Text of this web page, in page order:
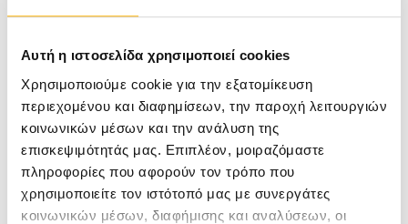
Αυτή η ιστοσελίδα χρησιμοποιεί cookies
Χρησιμοποιούμε cookie για την εξατομίκευση
περιεχομένου και διαφημίσεων, την παροχή λειτουργιών
κοινωνικών μέσων και την ανάλυση της
επισκεψιμότητάς μας. Επιπλέον, μοιραζόμαστε
πληροφορίες που αφορούν τον τρόπο που
χρησιμοποιείτε τον ιστότοπό μας με συνεργάτες
κοινωνικών μέσων, διαφήμισης και αναλύσεων, οι
ευάλωτες ομάδες του πληθυσμού, όπως οι
έγκυες, άτομα με χρόνια νοσήματα, κινητικές ή
άλλες δυσκολίες, άτομα τρίτης ηλικίας κ.ά.
Τριανταφυλλιά Δεληγιαννίδου, Ειδικός Ιατρός